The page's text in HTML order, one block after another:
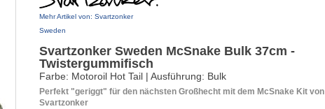
Mehr Artikel von: Svartzonker
Sweden
Svartzonker Sweden McSnake Bulk 37cm -
Twistergummifisch
Farbe: Motoroil Hot Tail | Ausführung: Bulk
Perfekt "geriggt" für den nächsten Großhecht mit dem McSnake Kit von
Svartzonker